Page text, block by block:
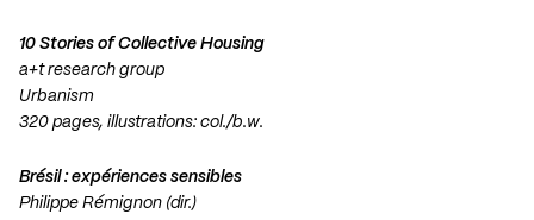
10 Stories of Collective Housing
a+t research group
Urbanism
320 pages, illustrations: col./b.w.
Brésil : expériences sensibles
Philippe Rémignon (dir.)